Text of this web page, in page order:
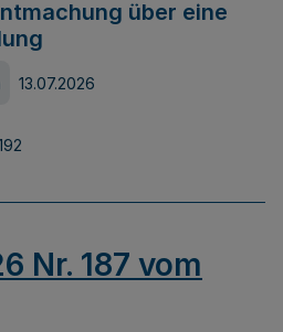
über eine
13.07.2026
Nr. 187 vom